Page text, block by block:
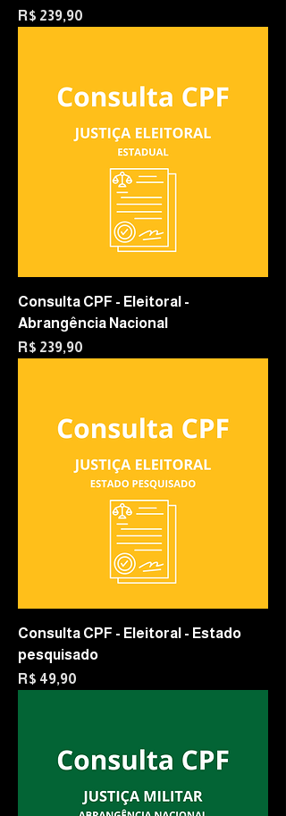
Preço
R$ 239,90
Consulta CPF - Eleitoral -
Abrangência Nacional
Preço
R$ 239,90
Consulta CPF - Eleitoral - Estado
pesquisado
Preço
R$ 49,90